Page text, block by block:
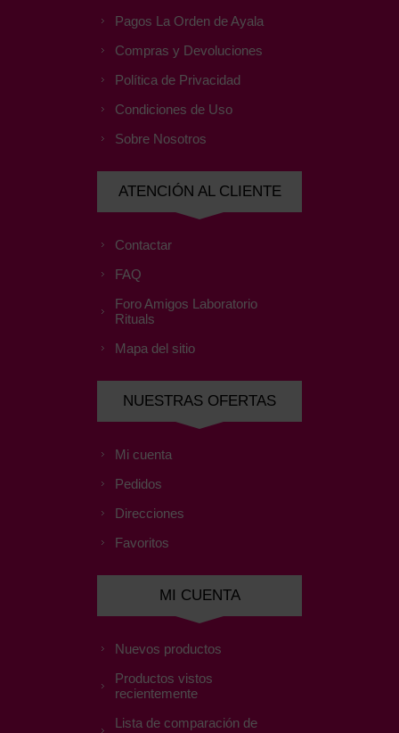
Pagos La Orden de Ayala
Compras y Devoluciones
Política de Privacidad
Condiciones de Uso
Sobre Nosotros
ATENCIÓN AL CLIENTE
Contactar
FAQ
Foro Amigos Laboratorio
Rituals
Mapa del sitio
NUESTRAS OFERTAS
Mi cuenta
Pedidos
Direcciones
Favoritos
MI CUENTA
Nuevos productos
Productos vistos
recientemente
Lista de comparación de